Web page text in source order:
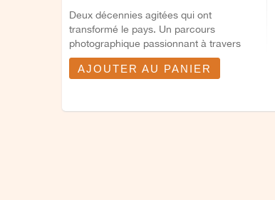
Deux décennies agitées qui ont
transformé le pays. Un parcours
photographique passionnant à travers
l’histoire...
AJOUTER AU PANIER